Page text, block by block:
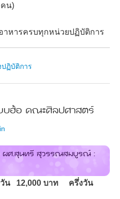
คน)
หารครบทุกหน่วยปฏิบัติการ
ปฏิบัติการ
ยบฮ้อ คณะศิลปศาสตร์
ศ.สุนทรี สุวรรณสมบูรณ์ :
วัน 12,000 บาท ครึ่งวัน